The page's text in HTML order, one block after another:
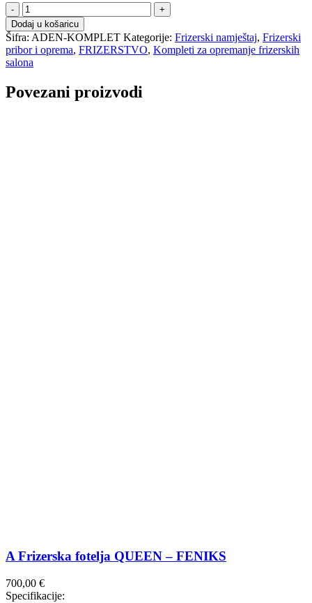
ADEN
-
KOMPLET
količina
Dodaj u košaricu
Šifra: ADEN-KOMPLET Kategorije: Frizerski namještaj, Frizerski
pribor i oprema, FRIZERSTVO, Kompleti za opremanje frizerskih
salona
Povezani proizvodi
A Frizerska fotelja QUEEN – FENIKS
700,00 €
Specifikacije: